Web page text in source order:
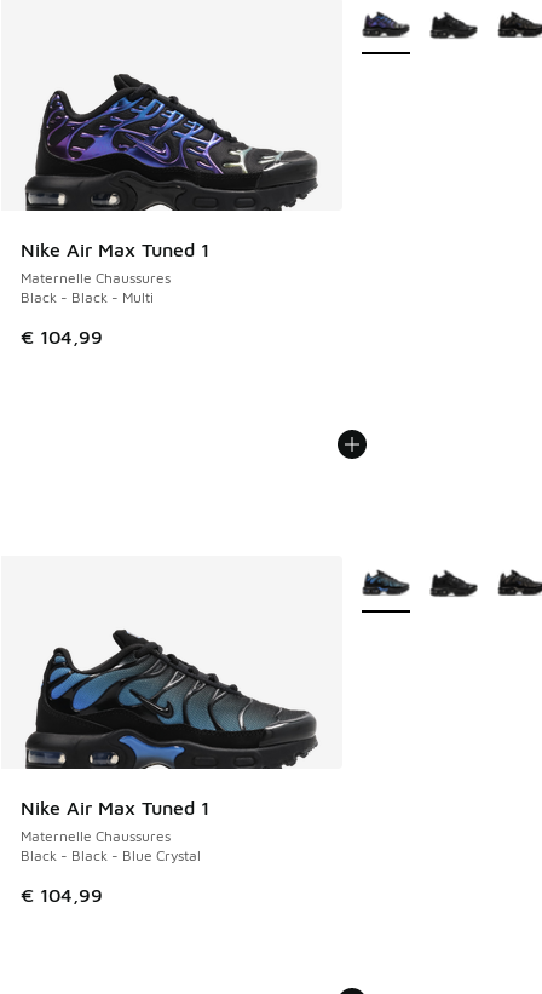
Nike Air Max Tuned 1
Maternelle Chaussures
Black - Black - Multi
€ 104,99
Plus de couleurs
Nike Air Max Tuned 1
Maternelle Chaussures
Black - Black - Blue Crystal
€ 104,99
Plus de couleurs